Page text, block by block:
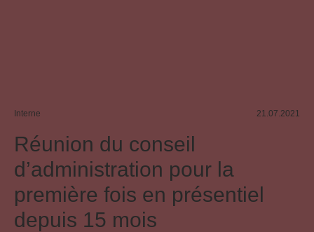
Interne 21.07.2021
Réunion du conseil
d’administration pour la
première fois en présentiel
depuis 15 mois